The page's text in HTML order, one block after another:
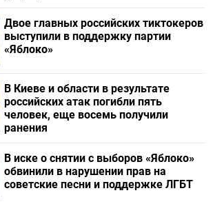
Двое главных российских тиктокеров
выступили в поддержку партии
«Яблоко»
В Киеве и области в результате
российских атак погибли пять
человек, еще восемь получили
ранения
В иске о снятии с выборов «Яблоко»
обвинили в нарушении прав на
советские песни и поддержке ЛГБТ